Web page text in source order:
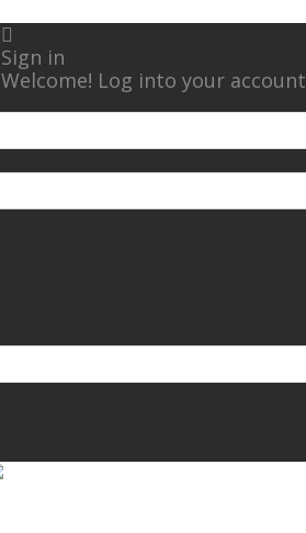
Sign in
Welcome! Log into your account